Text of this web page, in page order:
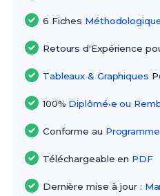
6 Fiches
Retours d'Expérience
Tableaux & Graphiques
100% Diplômé•e ou
Conforme au
Téléchargeable en PDF
Dernière mise à jour :